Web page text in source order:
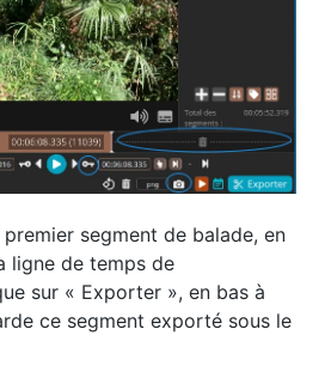
premier segment de balade, en
ligne de temps de
sur « Exporter », en bas à
ce segment exporté sous le